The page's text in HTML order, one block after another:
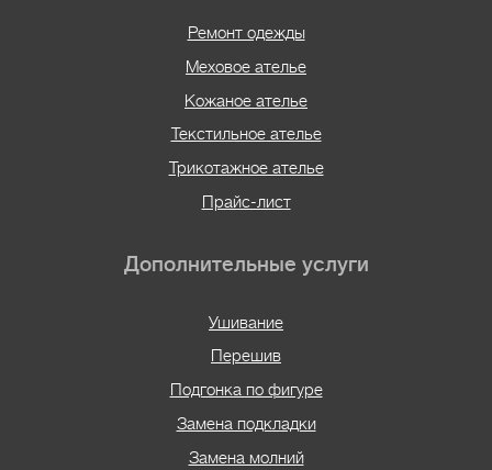
Ремонт одежды
Меховое ателье
Кожаное ателье
Текстильное ателье
Трикотажное ателье
Прайс-лист
Дополнительные услуги
Ушивание
Перешив
Подгонка по фигуре
Замена подкладки
Замена молний